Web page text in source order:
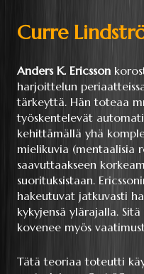
Curre
Anders K. Ericsson
harjoittelun
tärkeyttä. Hän toteaa
työskentelevät
kehittämällä yhä
mielikuvia (mentaalisia
saavuttaakseen
suorituksistaan.
hakeutuvat jatkuvasti
kykyjensä ylärajalla.
kovenee myös
Tätä teoriaa toteutti